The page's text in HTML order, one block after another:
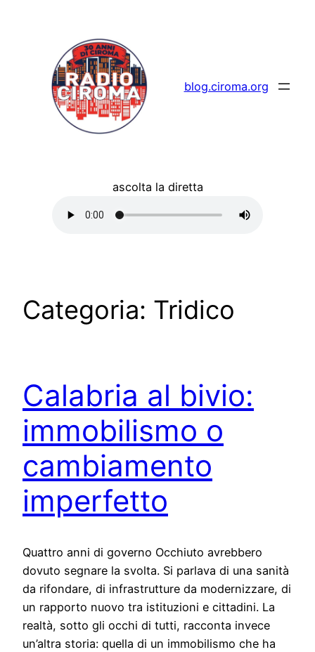
blog.ciroma.org
ascolta la diretta
Categoria: Tridico
Calabria al bivio:
immobilismo o
cambiamento
imperfetto
Quattro anni di governo Occhiuto avrebbero
dovuto segnare la svolta. Si parlava di una sanità
da rifondare, di infrastrutture da modernizzare, di
un rapporto nuovo tra istituzioni e cittadini. La
realtà, sotto gli occhi di tutti, racconta invece
un’altra storia: quella di un immobilismo che ha